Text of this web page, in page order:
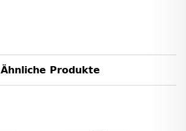
Ähnliche Produkte